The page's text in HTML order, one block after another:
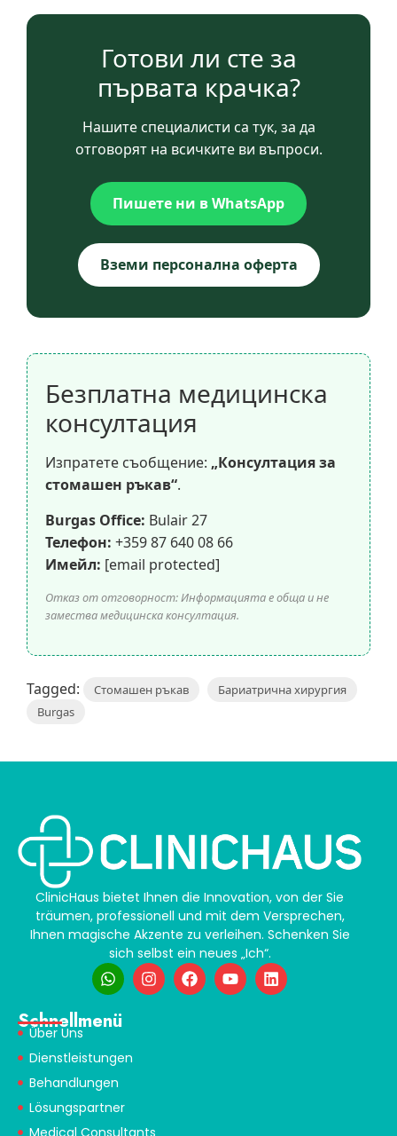
Готови ли сте за
първата крачка?
Нашите специалисти са тук, за да
отговорят на всичките ви въпроси.
Пишете ни в WhatsApp
Вземи персонална оферта
Безплатна медицинска
консултация
Изпратете съобщение: „Консултация за
стомашен ръкав“.
Burgas Office: Bulair 27
Телефон: +359 87 640 08 66
Имейл: [email protected]
Отказ от отговорност: Информацията е обща и не
замества медицинска консултация.
Tagged: Стомашен ръкав
Бариатрична хирургия
Burgas
ClinicHaus bietet Ihnen die Innovation, von der Sie
träumen, professionell und mit dem Versprechen,
Ihnen magische Akzente zu verleihen. Schenken Sie
sich selbst ein neues „Ich“.
Schnellmenü
Über Uns
Dienstleistungen
Behandlungen
Lösungspartner
Medical Consultants